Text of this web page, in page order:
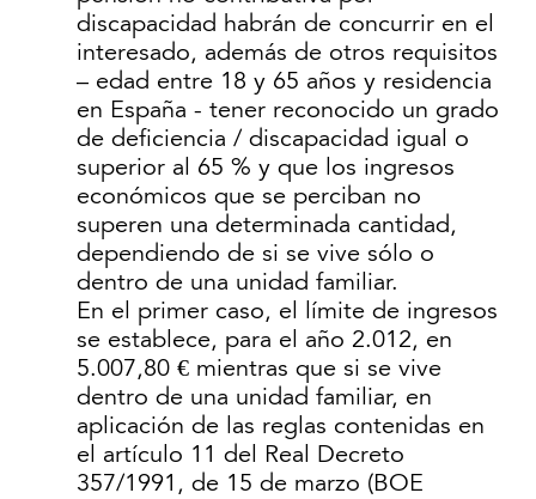
discapacidad habrán de concurrir en el
interesado, además de otros requisitos
– edad entre 18 y 65 años y residencia
en España - tener reconocido un grado
de deficiencia / discapacidad igual o
superior al 65 % y que los ingresos
económicos que se perciban no
superen una determinada cantidad,
dependiendo de si se vive sólo o
dentro de una unidad familiar.
En el primer caso, el límite de ingresos
se establece, para el año 2.012, en
5.007,80 € mientras que si se vive
dentro de una unidad familiar, en
aplicación de las reglas contenidas en
el artículo 11 del Real Decreto
357/1991, de 15 de marzo (BOE